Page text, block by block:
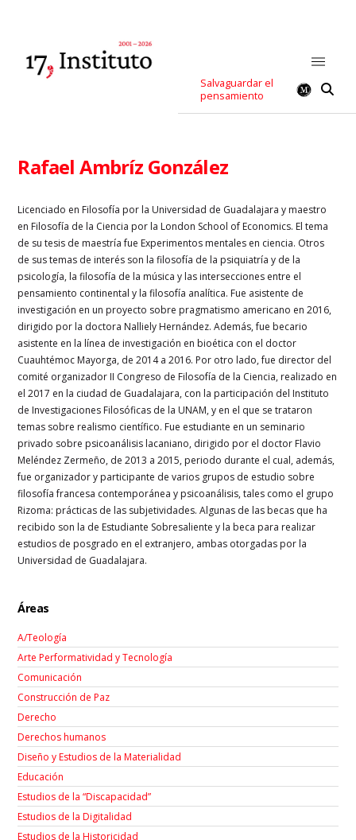
Salvaguardar el
pensamiento
Rafael Ambríz González
Licenciado en Filosofía por la Universidad de Guadalajara y maestro
en Filosofía de la Ciencia por la London School of Economics. El tema
de su tesis de maestría fue Experimentos mentales en ciencia. Otros
de sus temas de interés son la filosofía de la psiquiatría y de la
psicología, la filosofía de la música y las intersecciones entre el
pensamiento continental y la filosofía analítica. Fue asistente de
investigación en un proyecto sobre pragmatismo americano en 2016,
dirigido por la doctora Nalliely Hernández. Además, fue becario
asistente en la línea de investigación en bioética con el doctor
Cuauhtémoc Mayorga, de 2014 a 2016. Por otro lado, fue director del
comité organizador II Congreso de Filosofía de la Ciencia, realizado en
el 2017 en la ciudad de Guadalajara, con la participación del Instituto
de Investigaciones Filosóficas de la UNAM, y en el que se trataron
temas sobre realismo científico. Fue estudiante en un seminario
privado sobre psicoanálisis lacaniano, dirigido por el doctor Flavio
Meléndez Zermeño, de 2013 a 2015, periodo durante el cual, además,
fue organizador y participante de varios grupos de estudio sobre
filosofía francesa contemporánea y psicoanálisis, tales como el grupo
Rizoma: prácticas de las subjetividades. Algunas de las becas que ha
recibido son la de Estudiante Sobresaliente y la beca para realizar
estudios de posgrado en el extranjero, ambas otorgadas por la
Universidad de Guadalajara.
Áreas
A/Teología
Arte Performatividad y Tecnología
Comunicación
Construcción de Paz
Derecho
Derechos humanos
Diseño y Estudios de la Materialidad
Educación
Estudios de la “Discapacidad”
Estudios de la Digitalidad
Estudios de la Historicidad